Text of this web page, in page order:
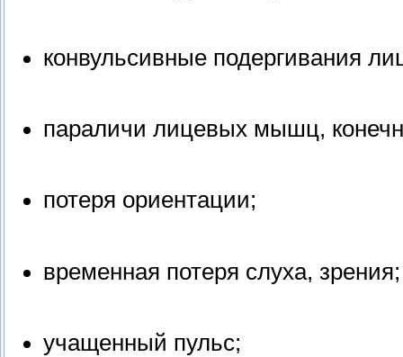
конвульсивные подергивания
параличи лицевых мышц,
потеря ориентации;
временная потеря слуха, зрения;
учащенный пульс;